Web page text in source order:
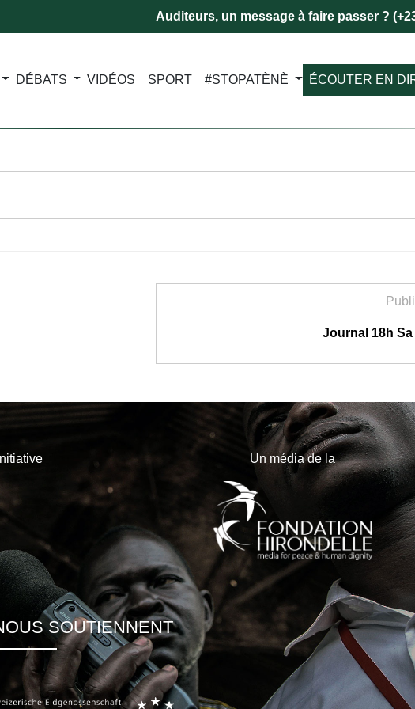
Auditeurs, un message à faire passer ?
DÉBATS VIDÉOS SPORT #STOPATÈNÈ ÉCOUTER EN
Journal 18h Sa
Un média de la
SOUTIENNENT